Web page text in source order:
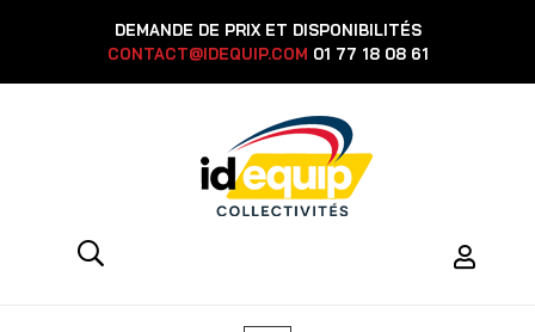
DEMANDE DE PRIX ET DISPONIBILITÉS
CONTACT@IDEQUIP.COM 01 77 18 08 61